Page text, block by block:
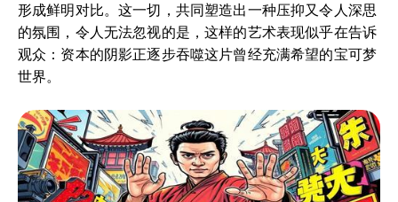
形成鲜明对比。这一切，共同塑造出一种压抑又令人深思
的氛围，令人无法忽视的是，这样的艺术表现似乎在告诉
观众：资本的阴影正逐步吞噬这片曾经充满希望的宝可梦
世界。